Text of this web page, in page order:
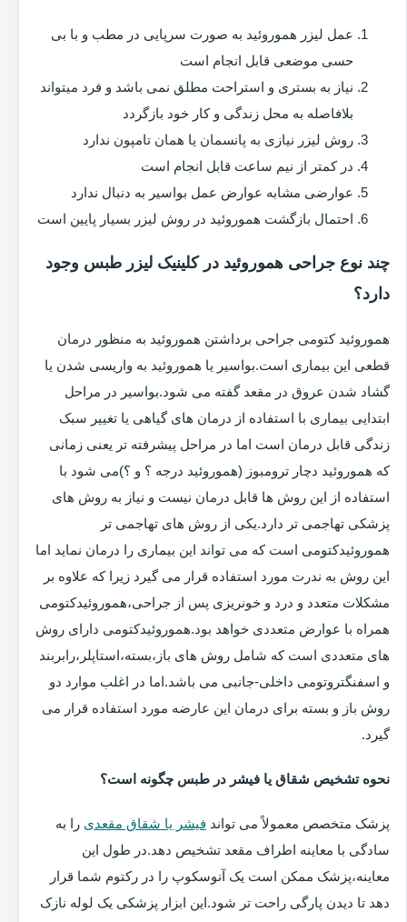
عمل لیزر هموروئید به صورت سرپایی در مطب و با بی
حسی موضعی قابل انجام است
نیاز به بستری و استراحت مطلق نمی باشد و فرد میتواند
بلافاصله به محل زندگی و کار خود بازگردد
روش لیزر نیازی به پانسمان یا همان تامپون ندارد
در کمتر از نیم ساعت قابل انجام است
عوارضی مشابه عوارض عمل بواسیر به دنبال ندارد
احتمال بازگشت هموروئید در روش لیزر بسیار پایین است
چند نوع جراحی هموروئید در کلینیک لیزر طبس وجود
دارد؟
هموروئید کتومی جراحی برداشتن هموروئید به منظور درمان
قطعی این بیماری است.بواسیر یا هموروئید به واریسی شدن یا
گشاد شدن عروق در مقعد گفته می شود.بواسیر در مراحل
ابتدایی بیماری با استفاده از درمان های گیاهی یا تغییر سبک
زندگی قابل درمان است اما در مراحل پیشرفته تر یعنی زمانی
که هموروئید دچار ترومبوز (هموروئید درجه ؟ و ؟)می شود با
استفاده از این روش ها قابل درمان نیست و نیاز به روش های
پزشکی تهاجمی تر دارد.یکی از روش های تهاجمی تر
هموروئیدکتومی است که می تواند این بیماری را درمان نماید اما
این روش به ندرت مورد استفاده قرار می گیرد زیرا که علاوه بر
مشکلات متعدد و درد و خونریزی پس از جراحی،هموروئیدکتومی
همراه با عوارض متعددی خواهد بود.هموروئیدکتومی دارای روش
های متعددی است که شامل روش های باز،بسته،استاپلر،رابربند
و اسفنگتروتومی داخلی-جانبی می باشد.اما در اغلب موارد دو
روش باز و بسته برای درمان این عارضه مورد استفاده قرار می
گیرد.
نحوه تشخیص شقاق یا فیشر در طبس چگونه است؟
پزشک متخصص معمولاً می تواند فیشر یا شقاق مقعدی را به
سادگی با معاینه اطراف مقعد تشخیص دهد.در طول این
معاینه،پزشک ممکن است یک آنوسکوپ را در رکتوم شما قرار
دهد تا دیدن پارگی راحت تر شود.این ابزار پزشکی یک لوله نازک